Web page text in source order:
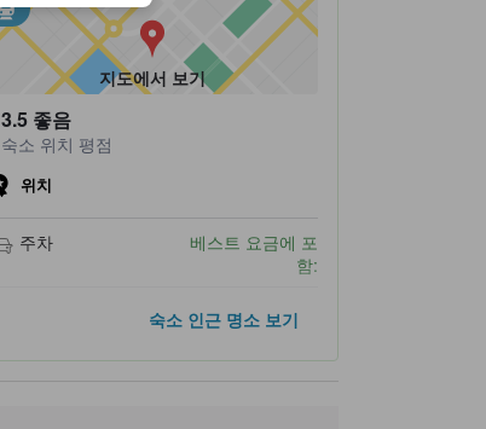
Yubari (1.3km 이내)
지도에서 보기
3.5 좋음
숙소 위치 평점
위치
주차
베스트 요금에 포
함:
숙소 인근 명소 보기